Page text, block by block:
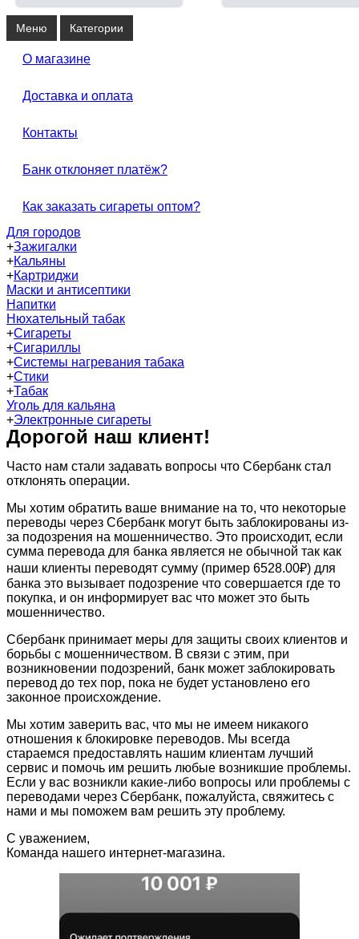
Меню Категории
О магазине
Доставка и оплата
Контакты
Банк отклоняет платёж?
Как заказать сигареты оптом?
Для городов
+Зажигалки
+Кальяны
+Картриджи
Маски и антисептики
Напитки
Нюхательный табак
+Сигареты
+Сигариллы
+Системы нагревания табака
+Стики
+Табак
Уголь для кальяна
+Электронные сигареты
Дорогой наш клиент!
Часто нам стали задавать вопросы что Сбербанк стал
отклонять операции.
Мы хотим обратить ваше внимание на то, что некоторые
переводы через Сбербанк могут быть заблокированы из-
за подозрения на мошенничество. Это происходит, если
сумма перевода для банка является не обычной так как
наши клиенты переводят сумму (пример 6528.00₽) для
банка это вызывает подозрение что совершается где то
покупка, и он информирует вас что может это быть
мошенничество.
Сбербанк принимает меры для защиты своих клиентов и
борьбы с мошенничеством. В связи с этим, при
возникновении подозрений, банк может заблокировать
перевод до тех пор, пока не будет установлено его
законное происхождение.
Мы хотим заверить вас, что мы не имеем никакого
отношения к блокировке переводов. Мы всегда
стараемся предоставлять нашим клиентам лучший
сервис и помочь им решить любые возникшие проблемы.
Если у вас возникли какие-либо вопросы или проблемы с
переводами через Сбербанк, пожалуйста, свяжитесь с
нами и мы поможем вам решить эту проблему.
С уважением,
Команда нашего интернет-магазина.